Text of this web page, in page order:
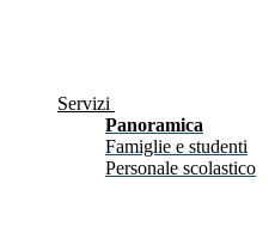
Servizi
Panoramica
Famiglie e studenti
Personale scolastico